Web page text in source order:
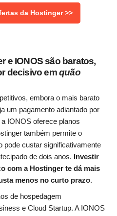
da Hostinger >>
e IONOS são baratos,
decisivo emquão
embora o mais barato
um pagamento adiantado por
IONOS oferece planos
também permite o
pode custar significativamente
de dois anos. Investir
com a Hostinger te dá mais
menos no curto prazo.
de hospedagem
e Cloud Startup. A IONOS